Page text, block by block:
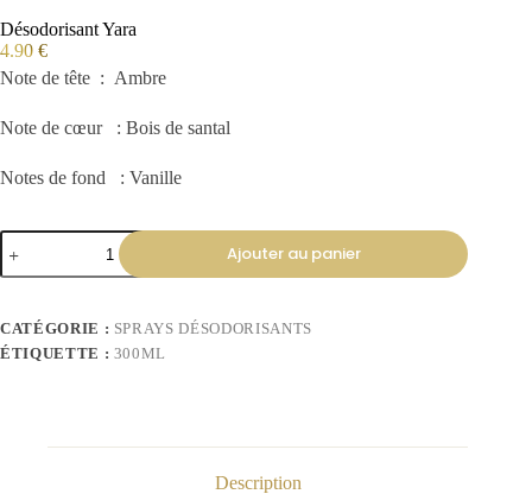
Désodorisant Yara
4.90 €
Note de tête : Ambre
Note de cœur : Bois de santal
Notes de fond : Vanille
Ajouter au panier
CATÉGORIE : SPRAYS DÉSODORISANTS
ÉTIQUETTE : 300ML
Description